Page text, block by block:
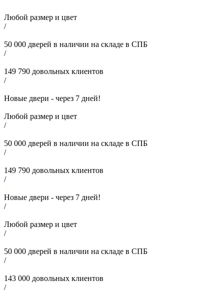
Любой размер и цвет
/
50 000 дверей в наличии на складе в СПБ
/
149 790 довольных клиентов
/
Новые двери - через 7 дней!
Любой размер и цвет
/
50 000 дверей в наличии на складе в СПБ
/
149 790 довольных клиентов
/
Новые двери - через 7 дней!
/
Любой размер и цвет
/
50 000 дверей в наличии на складе в СПБ
/
143 000 довольных клиентов
/